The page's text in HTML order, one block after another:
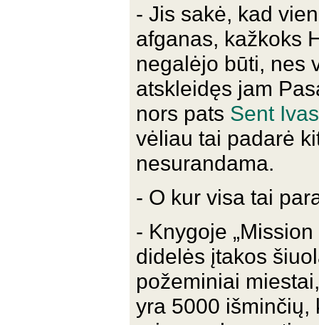
- Jis sakė, kad
afganas, kažkoks
negalėjo būti, nes
atskleidęs jam
nors pats Sent Ivas
vėliau tai padarė
nesurandama.
- O kur visa tai
- Knygoje
didelės įtakos
požeminiai
yra 5000 išminčių,